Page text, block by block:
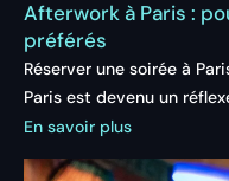
Afterwork à Paris :
préférés
Réserver une soirée à
Paris est devenu un
En savoir plus